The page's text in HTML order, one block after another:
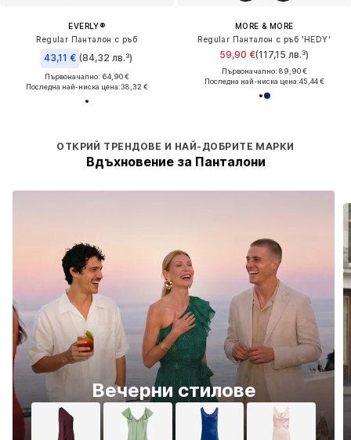
EVERLY®
Regular Панталон с ръб
43,11 € (84,32 лв.³)
Първоначално: 64,90 €
Последна най-ниска цена:38,32 €
MORE & MORE
Regular Панталон с ръб 'HEDY'
59,90 €(117,15 лв.³)
Първоначално: 89,90 €
Последна най-ниска цена:45,44 €
ОТКРИЙ ТРЕНДОВЕ И НАЙ-ДОБРИТЕ МАРКИ
Вдъхновение за Панталони
Вечерни стилове